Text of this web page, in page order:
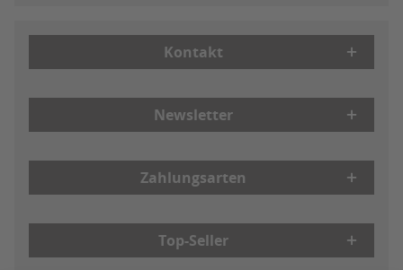
Kontakt
Newsletter
Zahlungsarten
Top-Seller